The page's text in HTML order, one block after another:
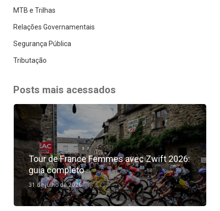
MTB e Trilhas
Relações Governamentais
Segurança Pública
Tributação
Posts mais acessados
Tour de France Femmes avec Zwift 2026:
guia completo
31 de julho de 2026